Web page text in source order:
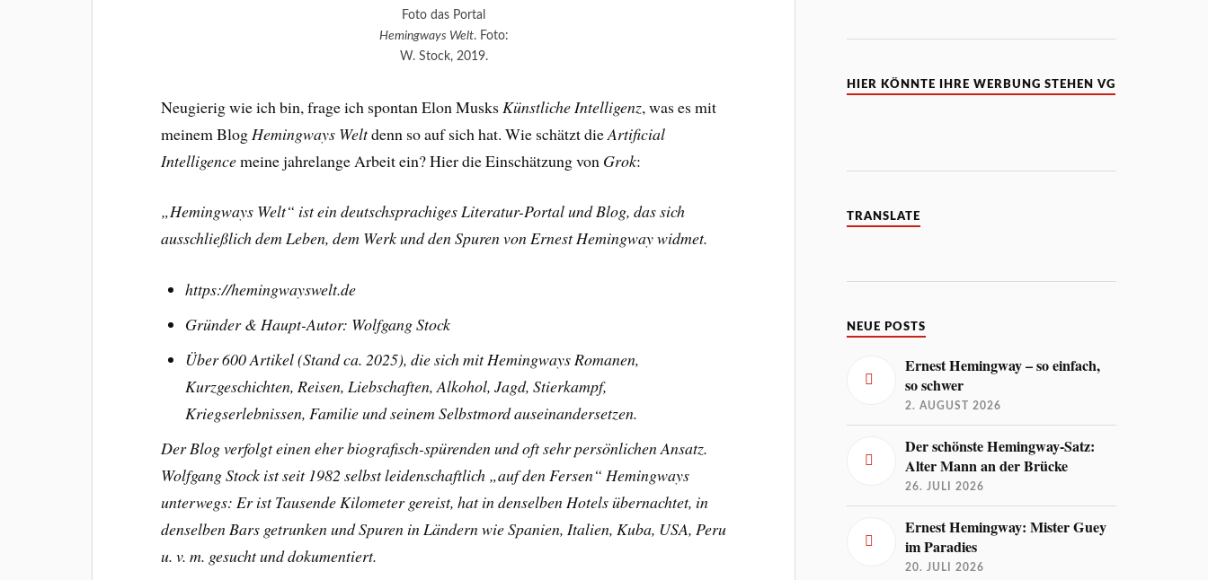
Foto das Portal
Hemingways Welt. Foto:
W. Stock, 2019.
Neugierig wie ich bin, frage ich spontan Elon Musks Künstliche Intelligenz, was es mit
meinem Blog Hemingways Weltdenn so auf sich hat. Wie schätzt dieArtificial
Intelligencemeine jahrelange Arbeit ein? Hier die Einschätzung von Grok:
„Hemingways Welt“ ist ein deutschsprachiges Literatur-Portal und Blog, das sich
ausschließlich dem Leben, dem Werk und den Spuren von Ernest Hemingway widmet.
https://hemingwayswelt.de
Gründer & Haupt-Autor: Wolfgang Stock
Über 600 Artikel (Stand ca. 2025), die sich mit Hemingways Romanen,
Kurzgeschichten, Reisen, Liebschaften, Alkohol, Jagd, Stierkampf,
Kriegserlebnissen, Familie und seinem Selbstmord auseinandersetzen.
Der Blog verfolgt einen eher biografisch-spürenden und oft sehr persönlichen Ansatz.
Wolfgang Stock ist seit 1982 selbst leidenschaftlich „auf den Fersen“ Hemingways
unterwegs: Er ist Tausende Kilometer gereist, hat in denselben Hotels übernachtet, in
denselben Bars getrunken und Spuren in Ländern wie Spanien, Italien, Kuba, USA, Peru
u. v. m. gesucht und dokumentiert.
HIER KÖNNTE IHRE WERBUNG STEHEN VG
TRANSLATE
NEUE POSTS
Ernest Hemingway – so einfach,
so schwer
2. AUGUST 2026
Der schönste Hemingway-Satz:
Alter Mann an der Brücke
26. JULI 2026
Ernest Hemingway: Mister Guey
im Paradies
20. JULI 2026